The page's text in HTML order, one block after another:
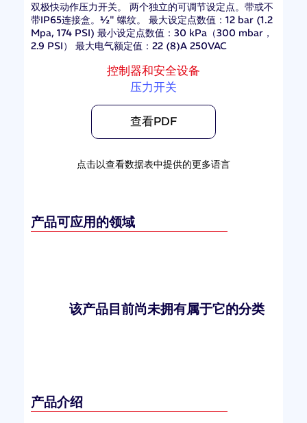
双极快动作压力开关。 两个独立的可调节设定点。带或不
带IP65连接盒。½" 螺纹。 最大设定点数值：12 bar (1.2
Mpa, 174 PSI) 最小设定点数值：30 kPa（300 mbar，
2.9 PSI） 最大电气额定值：22 (8)A 250VAC
控制器和安全设备
压力开关
查看PDF
点击以查看数据表中提供的更多语言
产品可应用的领域
该产品目前尚未拥有属于它的分类
产品介绍